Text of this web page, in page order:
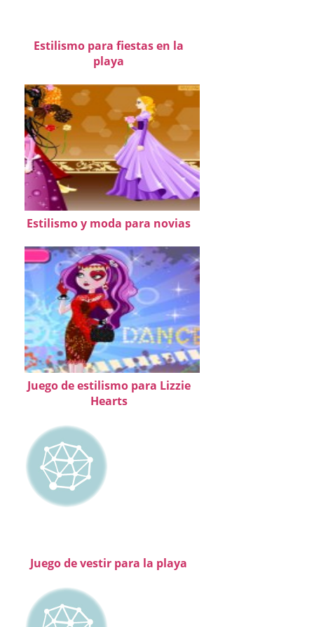
Estilismo para fiestas en la
playa
Estilismo y moda para novias
Juego de estilismo para Lizzie
Hearts
Juego de vestir para la playa